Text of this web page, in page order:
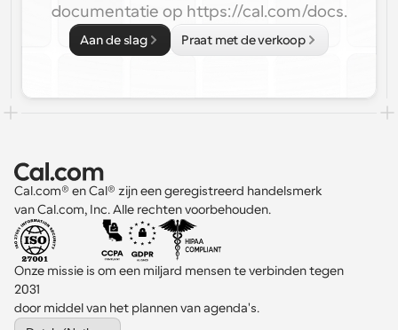
documentatie op https://cal.com/docs.
Aan de slag Praat met de verkoop
Cal.com® en Cal® zijn een geregistreerd handelsmerk
van Cal.com, Inc. Alle rechten voorbehouden.
Onze missie is om een miljard mensen te verbinden tegen
2031
door middel van het plannen van agenda's.
Select Language